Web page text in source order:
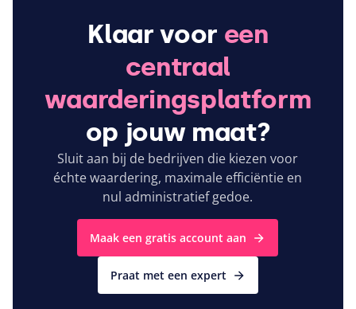
Klaar voor een
centraal
waarderingsplatform
op jouw maat?
Sluit aan bij de bedrijven die kiezen voor
échte waardering, maximale efficiëntie en
nul administratief gedoe.
Maak een gratis account aan
Praat met een expert